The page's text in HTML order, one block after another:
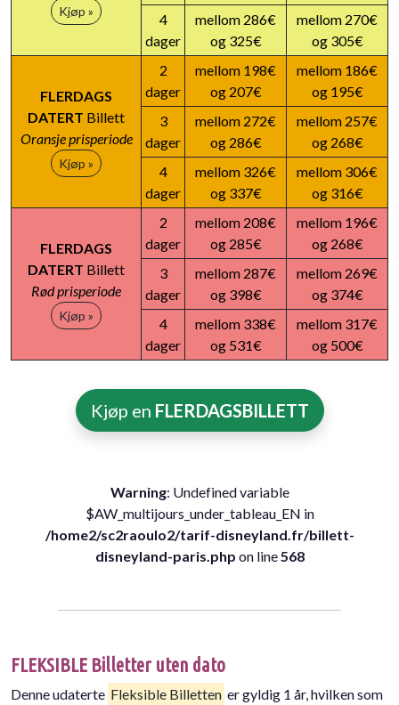
Kjøp »
4
dager
mellom 286€
og 325€
mellom 270€
og 305€
FLERDAGS
DATERT Billett
Oransje prisperiode
Kjøp »
2
dager
mellom 198€
og 207€
mellom 186€
og 195€
3
dager
mellom 272€
og 286€
mellom 257€
og 268€
4
dager
mellom 326€
og 337€
mellom 306€
og 316€
FLERDAGS
DATERT Billett
Rød prisperiode
Kjøp »
2
dager
mellom 208€
og 285€
mellom 196€
og 268€
3
dager
mellom 287€
og 398€
mellom 269€
og 374€
4
dager
mellom 338€
og 531€
mellom 317€
og 500€
Kjøp en FLERDAGSBILLETT
Warning: Undefined variable
$AW_multijours_under_tableau_EN in
/home2/sc2raoulo2/tarif-disneyland.fr/billett-
disneyland-paris.php on line568
FLEKSIBLE Billetter uten dato
Denne udaterte Fleksible Billetten er gyldig 1 år, hvilken som